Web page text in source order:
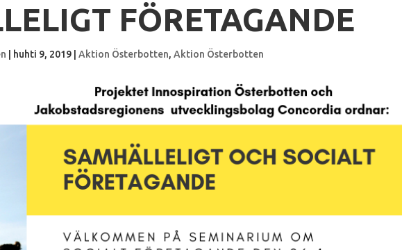
FÖRETAGANDE
huhti 9, 2019 |Aktion Österbotten,Aktion Österbotten